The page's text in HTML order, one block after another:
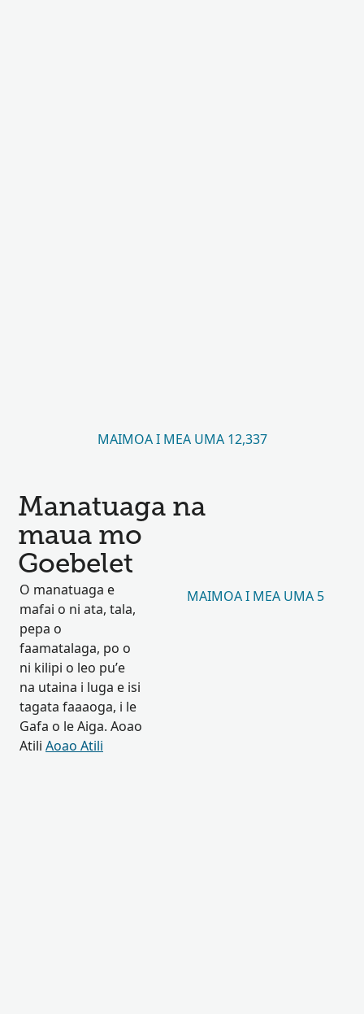
MAIMOA I MEA UMA 12,337
Manatuaga na
maua mo
Goebelet
O manatuaga e
mafai o ni ata, tala,
pepa o
faamatalaga, po o
ni kilipi o leo pu’e
na utaina i luga e isi
tagata faaaoga, i le
Gafa o le Aiga. Aoao
Atili Aoao Atili
MAIMOA I MEA UMA 5